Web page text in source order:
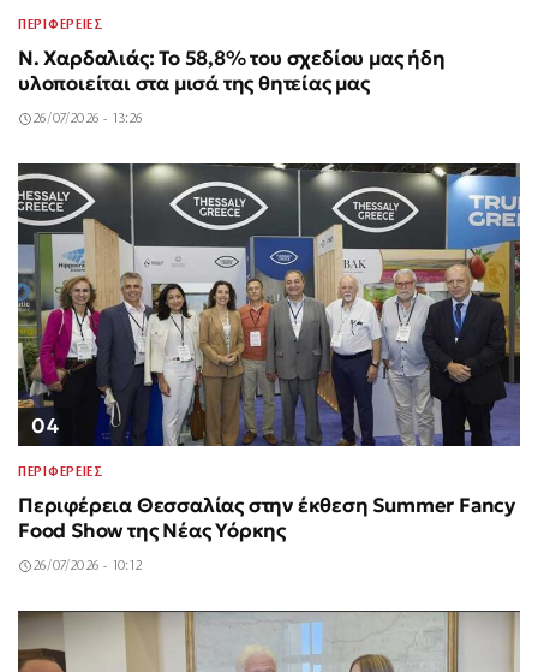
ΠΕΡΙΦΕΡΕΙΕΣ
Ν. Χαρδαλιάς: Το 58,8% του σχεδίου μας ήδη
υλοποιείται στα μισά της θητείας μας
26/07/2026 - 13:26
04
ΠΕΡΙΦΕΡΕΙΕΣ
Περιφέρεια Θεσσαλίας στην έκθεση Summer Fancy
Food Show της Νέας Υόρκης
26/07/2026 - 10:12